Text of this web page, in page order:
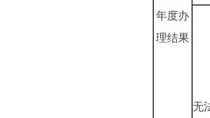
年度办
理结果
无